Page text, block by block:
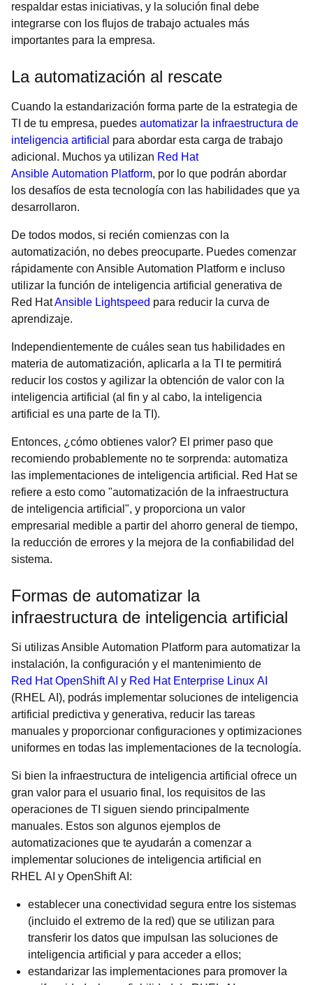
respaldar estas iniciativas, y la solución final debe
integrarse con los flujos de trabajo actuales más
importantes para la empresa.
La automatización al rescate
Cuando la estandarización forma parte de la estrategia de
TI de tu empresa, puedes automatizar la infraestructura de
inteligencia artificial para abordar esta carga de trabajo
adicional. Muchos ya utilizan Red Hat
Ansible Automation Platform, por lo que podrán abordar
los desafíos de esta tecnología con las habilidades que ya
desarrollaron.
De todos modos, si recién comienzas con la
automatización, no debes preocuparte. Puedes comenzar
rápidamente con Ansible Automation Platform e incluso
utilizar la función de inteligencia artificial generativa de
Red HatAnsible Lightspeed para reducir la curva de
aprendizaje.
Independientemente de cuáles sean tus habilidades en
materia de automatización, aplicarla a la TI te permitirá
reducir los costos y agilizar la obtención de valor con la
inteligencia artificial (al fin y al cabo, la inteligencia
artificial es una parte de la TI).
Entonces, ¿cómo obtienes valor? El primer paso que
recomiendo probablemente no te sorprenda: automatiza
las implementaciones de inteligencia artificial. Red Hat se
refiere a esto como "automatización de la infraestructura
de inteligencia artificial", y proporciona un valor
empresarial medible a partir del ahorro general de tiempo,
la reducción de errores y la mejora de la confiabilidad del
sistema.
Formas de automatizar la
infraestructura de inteligencia artificial
Si utilizas Ansible Automation Platform para automatizar la
instalación, la configuración y el mantenimiento de
Red Hat OpenShift AI y Red Hat Enterprise Linux AI
(RHEL AI), podrás implementar soluciones de inteligencia
artificial predictiva y generativa, reducir las tareas
manuales y proporcionar configuraciones y optimizaciones
uniformes en todas las implementaciones de la tecnología.
Si bien la infraestructura de inteligencia artificial ofrece un
gran valor para el usuario final, los requisitos de las
operaciones de TI siguen siendo principalmente
manuales. Estos son algunos ejemplos de
automatizaciones que te ayudarán a comenzar a
implementar soluciones de inteligencia artificial en
RHEL AI y OpenShift AI:
establecer una conectividad segura entre los sistemas
(incluido el extremo de la red) que se utilizan para
transferir los datos que impulsan las soluciones de
inteligencia artificial y para acceder a ellos;
estandarizar las implementaciones para promover la